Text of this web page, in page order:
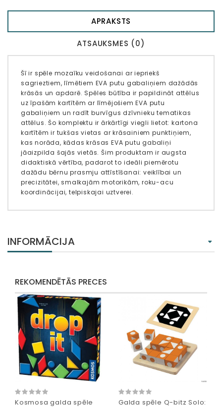
APRAKSTS
ATSAUKSMES (0)
Šī ir spēle mozaīku veidošanai ar iepriekš
sagrieztiem, līmētiem EVA putu gabaliņiem dažādās
krāsās un apdarē. Spēles būtība ir papildināt attēlus
uz īpašām kartītēm ar līmējošiem EVA putu
gabaliņiem un radīt burvīgus dzīvnieku tematikas
attēlus. Šo komplektu ir ārkārtīgi viegli lietot: kartona
kartītēm ir tukšas vietas ar krāsainiem punktiņiem,
kas norāda, kādas krāsas EVA putu gabaliņi
jāaizpilda šajās vietās. Šim produktam ir augsta
didaktiskā vērtība, padarot to ideāli piemērotu
dažādu bērnu prasmju attīstīšanai: veiklībai un
precizitātei, smalkajām motorikām, roku-acu
koordinācijai, telpiskajai uztverei.
INFORMĀCIJA
REKOMENDĒTĀS PRECES
Kosmosa galda spēle
Galda spēle Q-bitz Solo: